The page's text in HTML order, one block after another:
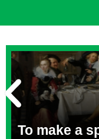
To make a